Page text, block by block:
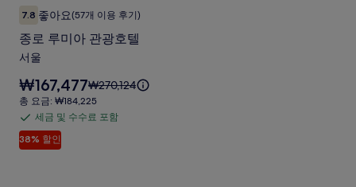
지
던
스
울
강
남
사
금
대
세
한
정
료
함
루
미
아
관
광
호
7.810점 만점 중 7.8점, 좋아요, (57개 이용 후기)
좋아요(57개 이용 후기)
종로 루미아 관광호텔
서울
38% 할인
요
금
은
₩167,477
입
니
₩167,477요
금
은
₩270,124
총
요
금:
₩184,225
총 요금: ₩184,225
세
금
세금 및 수수료 포함